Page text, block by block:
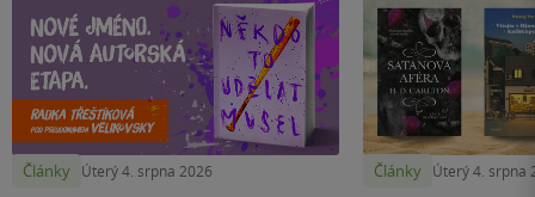
Články Úterý 4. srpna 2026 Články Úterý 4. srpna